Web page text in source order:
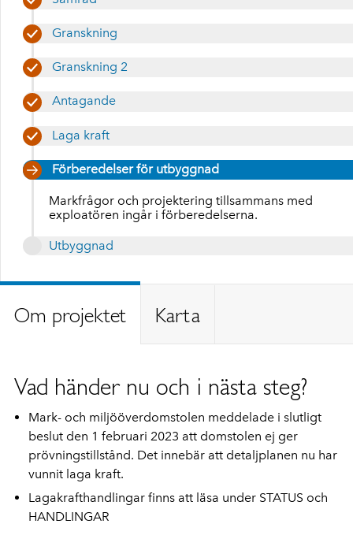
Granskning
Granskning 2
Antagande
Laga kraft
Förberedelser för utbyggnad
Markfrågor och projektering tillsammans med
exploatören ingår i förberedelserna.
Utbyggnad
Om projektet Karta
Vad händer nu och i nästa steg?
Mark- och miljööverdomstolen meddelade i slutligt
beslut den 1 februari 2023 att domstolen ej ger
prövningstillstånd. Det innebär att detaljplanen nu har
vunnit laga kraft.
Lagakrafthandlingar finns att läsa under STATUS och
HANDLINGAR